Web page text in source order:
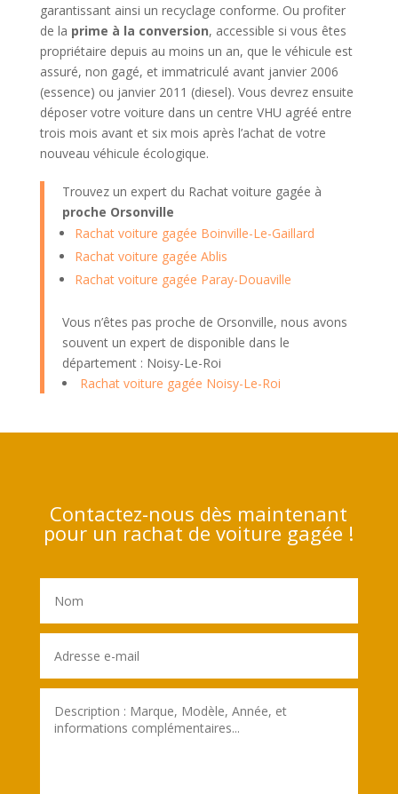
garantissant ainsi un recyclage conforme. Ou profiter
de la prime à la conversion, accessible si vous êtes
propriétaire depuis au moins un an, que le véhicule est
assuré, non gagé, et immatriculé avant janvier 2006
(essence) ou janvier 2011 (diesel). Vous devrez ensuite
déposer votre voiture dans un centre VHU agréé entre
trois mois avant et six mois après l’achat de votre
nouveau véhicule écologique.
Trouvez un expert du Rachat voiture gagée à
proche Orsonville
Rachat voiture gagée Boinville-Le-Gaillard
Rachat voiture gagée Ablis
Rachat voiture gagée Paray-Douaville
Vous n’êtes pas proche de Orsonville, nous avons
souvent un expert de disponible dans le
département : Noisy-Le-Roi
Rachat voiture gagée Noisy-Le-Roi
Contactez-nous dès maintenant
pour un rachat de voiture gagée !